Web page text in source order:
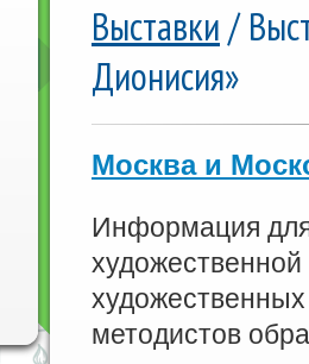
Выставки/
Дионисия»
Москва и
Информация
художественной
методистов